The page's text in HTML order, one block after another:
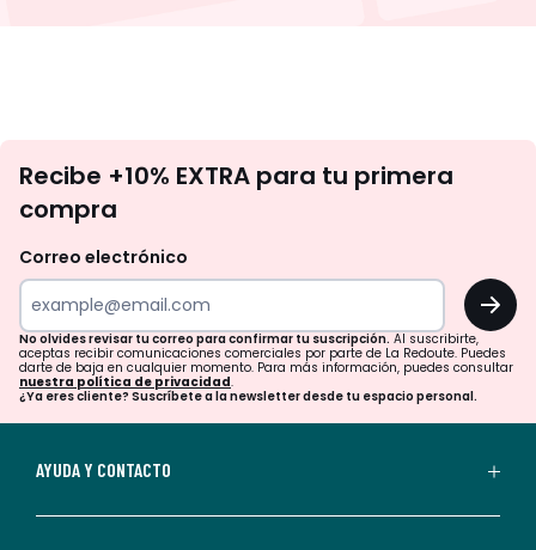
te
tu
para
confirmar
tu
suscripción.
aceptas
Recibe +10% EXTRA para tu primera
compra
Correo electrónico
OK
No olvides revisar tu correo para confirmar tu suscripción. Al suscribirte,
aceptas recibir comunicaciones comerciales por parte de La Redoute. Puedes
darte de baja en cualquier momento. Para más información, puedes consultar
nuestra política de privacidad.
¿Ya eres cliente? Suscríbete a la newsletter desde tu espacio personal.
AYUDA Y CONTACTO